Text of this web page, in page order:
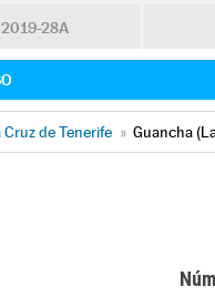
2019-28A
Cruz de Tenerife » Guancha